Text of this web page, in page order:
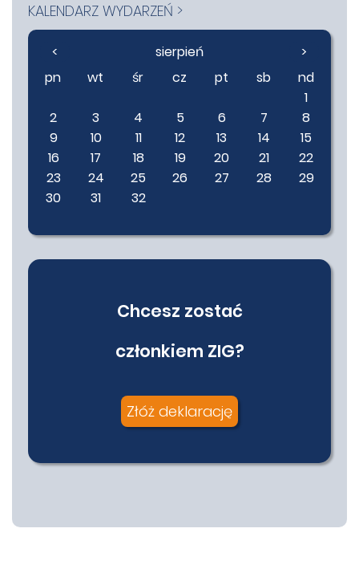
KALENDARZ WYDARZEŃ >
< sierpień
>
pn
wt śr cz pt sb
nd
1
2
3 4 5 6 7
8
9
10 11 12 13 14
15
16
17 18 19 20 21
22
23
24 25 26 27 28
29
30
31 32
Chcesz zostać
członkiem ZIG?
Złóż deklarację